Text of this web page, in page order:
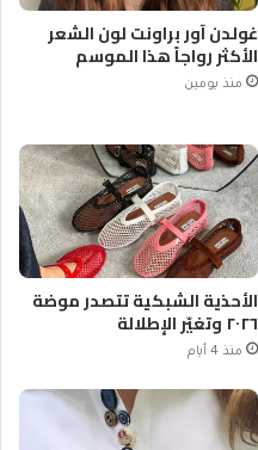
غولدن آور براونت لون الشعر
الأكثر رواجاً هذا الموسم
منذ يومين
الأحذية الشبكية تتصدر موضة
٢٠٢٦ وتغيّر الإطلالة
منذ 4 أيام